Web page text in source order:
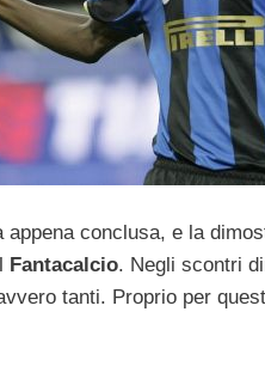
appena conclusa, e la
Fantacalcio. Negli scontri
tanti. Proprio per